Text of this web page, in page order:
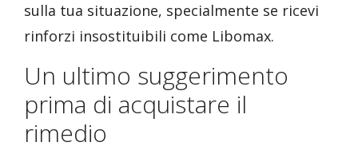
sulla tua situazione, specialmente se ricevi
rinforzi insostituibili come Libomax.
Un ultimo suggerimento
prima di acquistare il
rimedio